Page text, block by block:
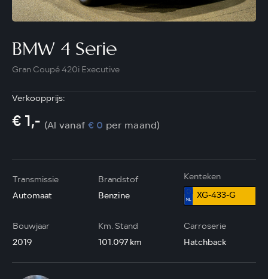
BMW 4 Serie
Gran Coupé 420i Executive
Verkoopprijs:
€ 1,- (Al vanaf € 0 per maand)
Transmissie
Automaat
Brandstof
Benzine
Kenteken
XG-433-G
Bouwjaar
2019
Km. Stand
101.097 km
Carroserie
Hatchback